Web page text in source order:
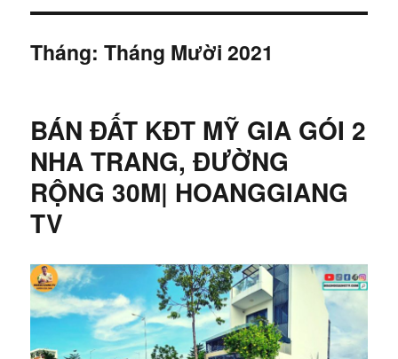
Tháng:Tháng Mười 2021
BÁN ĐẤT KĐT MỸ GIA GÓI 2
NHA TRANG, ĐƯỜNG
RỘNG 30M| HOANGGIANG
TV